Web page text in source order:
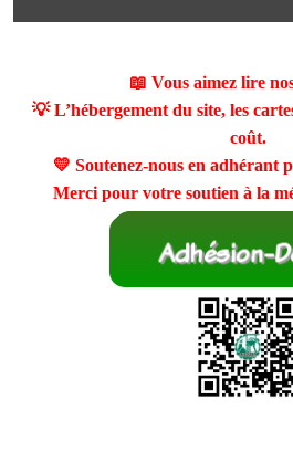
📖 Vous aimez lire
💡 L’hébergement du site, les
coût.
💛 Soutenez-nous en adhérant
Merci pour votre soutien à la